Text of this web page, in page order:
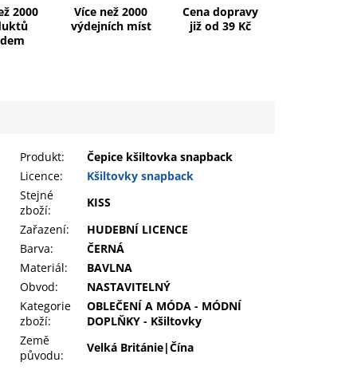
2000
Více než 2000
výdejních míst
Cena dopravy
již od 39 Kč
Produkt:
Čepice kšiltovka snapback
Licence:
Kšiltovky snapback
Stejné
zboží:
KISS
Zařazení:
HUDEBNÍ LICENCE
Barva:
ČERNÁ
Materiál:
BAVLNA
Obvod:
NASTAVITELNÝ
Kategorie
zboží:
OBLEČENÍ A MÓDA - MÓDNÍ
DOPLŇKY - Kšiltovky
Země
původu:
Velká Británie|Čína